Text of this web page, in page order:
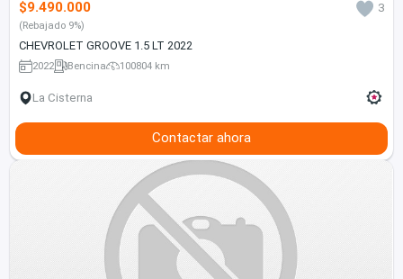
$9.490.000 3
(Rebajado 9%)
CHEVROLET GROOVE 1.5 LT 2022
2022 Bencina 100804 km
La Cisterna
Contactar ahora